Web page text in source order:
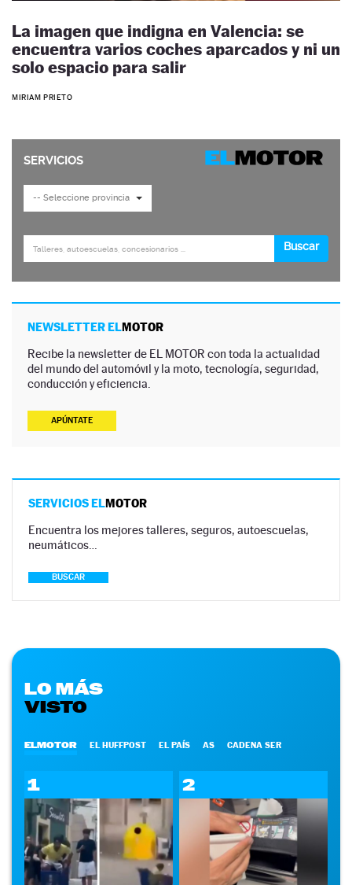
La imagen que indigna en Valencia: se
encuentra varios coches aparcados y ni un
solo espacio para salir
MIRIAM PRIETO
NEWSLETTER ELMOTOR
Recibe la newsletter de EL MOTOR con toda la actualidad
del mundo del automóvil y la moto, tecnología, seguridad,
conducción y eficiencia.
APÚNTATE
SERVICIOS ELMOTOR
Encuentra los mejores talleres, seguros, autoescuelas,
neumáticos…
BUSCAR
LO MÁS
VISTO
ELMOTOR EL HUFFPOST EL PAÍS AS CADENA SER
1 2